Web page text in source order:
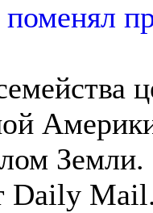
Daily